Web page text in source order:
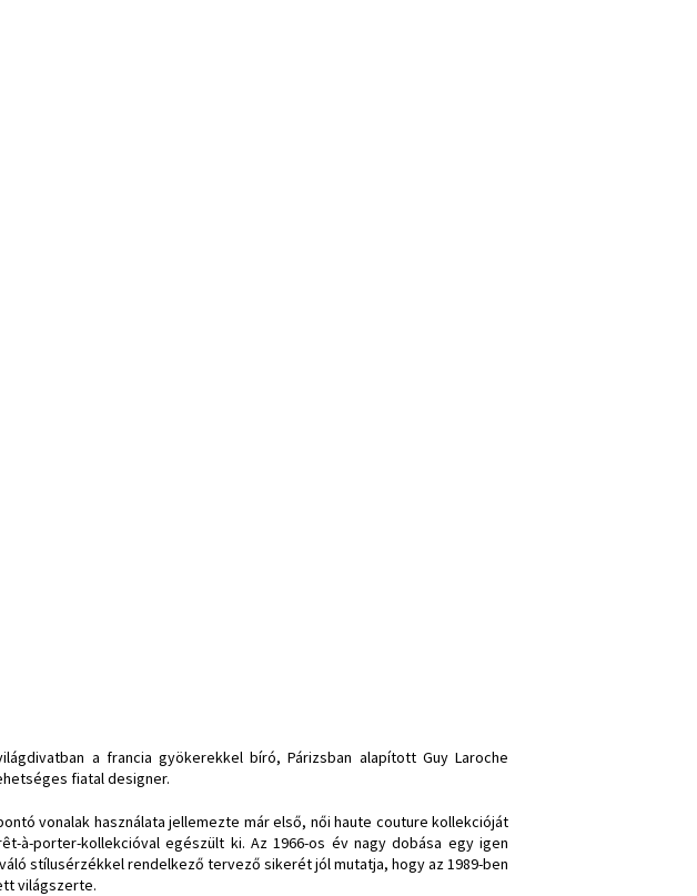
a francia gyökerekkel bíró, Párizsban alapított Guy Laroche
fiatal designer.
vonalak használata jellemezte már első, női haute couture kollekcióját
à-porter-kollekcióval egészült ki. Az 1966-os év nagy dobása egy igen
stílusérzékkel rendelkező tervező sikerét jól mutatja, hogy az 1989-ben
világszerte.